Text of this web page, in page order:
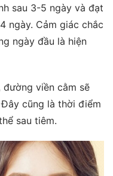
sau 3-5 ngày và đạt
ngày. Cảm giác chắc
ngày đầu là hiện
viền cằm sẽ
cũng là thời điểm
sau tiêm.